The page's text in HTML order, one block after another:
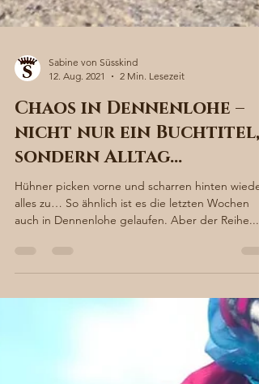
Sabine von Süsskind
12. Aug. 2021
2 Min. Lesezeit
Hühner picken vorne und scharren hinten wieder
alles zu… So ähnlich ist es die letzten Wochen
auch in Dennenlohe gelaufen. Aber der Reihe...